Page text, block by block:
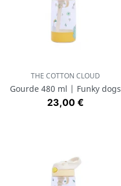
THE COTTON CLOUD
Gourde 480 ml | Funky dogs
Prix
23,00 €